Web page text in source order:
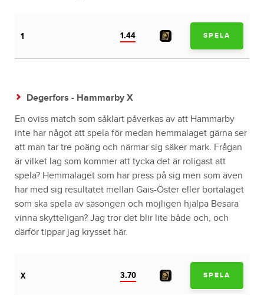
1 1.44 SPELA
Degerfors - Hammarby X
En oviss match som såklart påverkas av att Hammarby
inte har något att spela för medan hemmalaget gärna ser
att man tar tre poäng och närmar sig säker mark. Frågan
är vilket lag som kommer att tycka det är roligast att
spela? Hemmalaget som har press på sig men som även
har med sig resultatet mellan Gais-Öster eller bortalaget
som ska spela av säsongen och möjligen hjälpa Besara
vinna skytteligan? Jag tror det blir lite både och, och
därför tippar jag krysset här.
X 3.70 SPELA